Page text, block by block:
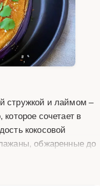
стружкой и лаймом –
сочетает в
кокосовой
обжаренные до
кокосовой